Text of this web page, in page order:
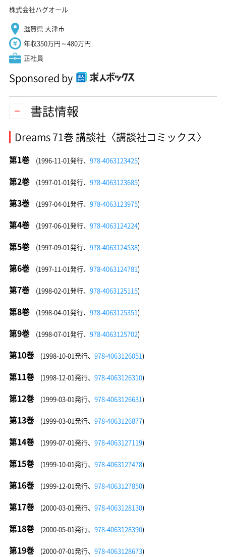
株式会社ハグオール
滋賀県 大津市
年収350万円～480万円
正社員
Sponsored by
書誌情報
Dreams 71巻 講談社〈講談社コミックス〉
第1巻 (1996-11-01発行、 978-4063123425)
第2巻 (1997-01-01発行、 978-4063123685)
第3巻 (1997-04-01発行、 978-4063123975)
第4巻 (1997-06-01発行、 978-4063124224)
第5巻 (1997-09-01発行、 978-4063124538)
第6巻 (1997-11-01発行、 978-4063124781)
第7巻 (1998-02-01発行、 978-4063125115)
第8巻 (1998-04-01発行、 978-4063125351)
第9巻 (1998-07-01発行、 978-4063125702)
第10巻 (1998-10-01発行、 978-4063126051)
第11巻 (1998-12-01発行、 978-4063126310)
第12巻 (1999-03-01発行、 978-4063126631)
第13巻 (1999-03-01発行、 978-4063126877)
第14巻 (1999-07-01発行、 978-4063127119)
第15巻 (1999-10-01発行、 978-4063127478)
第16巻 (1999-12-01発行、 978-4063127850)
第17巻 (2000-03-01発行、 978-4063128130)
第18巻 (2000-05-01発行、 978-4063128390)
第19巻 (2000-07-01発行、 978-4063128673)